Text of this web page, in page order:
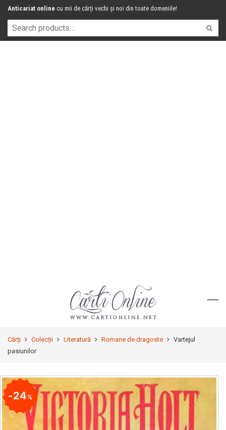
Anticariat online cu mii de cărți vechi și noi din toate domeniile!
Cărți Colecții Literatură Romane de dragoste
Vartejul
pasiunilor
24%